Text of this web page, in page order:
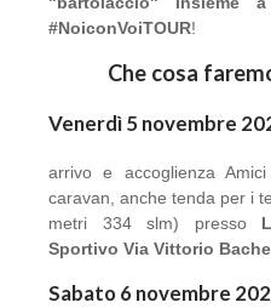
#NoiconVoiTOUR!
Che cosa
Venerdì 5 novembre
arrivo e accoglienza
caravan, anche tenda per i
metri 334 slm) presso
Sportivo Via Vittorio
Sabato 6 novembre